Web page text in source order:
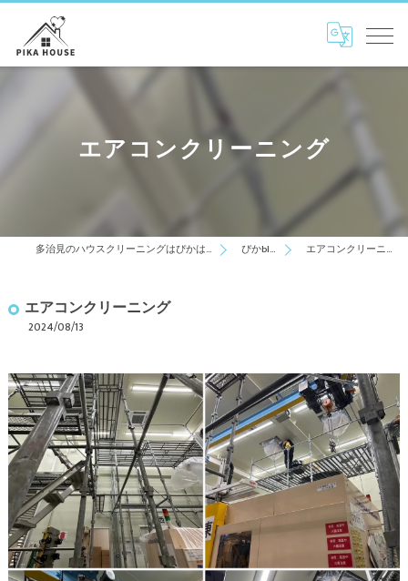
エアコンクリーニング
多治見のハウスクリーニングはぴかはうす ぴかblog エアコンクリーニング
エアコンクリーニング
2024/08/13